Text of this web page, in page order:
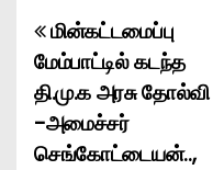
P
o
s
மின்கட்டமைப்பு
மேம்பாட்டில் கடந்த
தி.மு.க அரசு தோல்வி
-அமைச்சர்
செங்கோட்டையன்..,